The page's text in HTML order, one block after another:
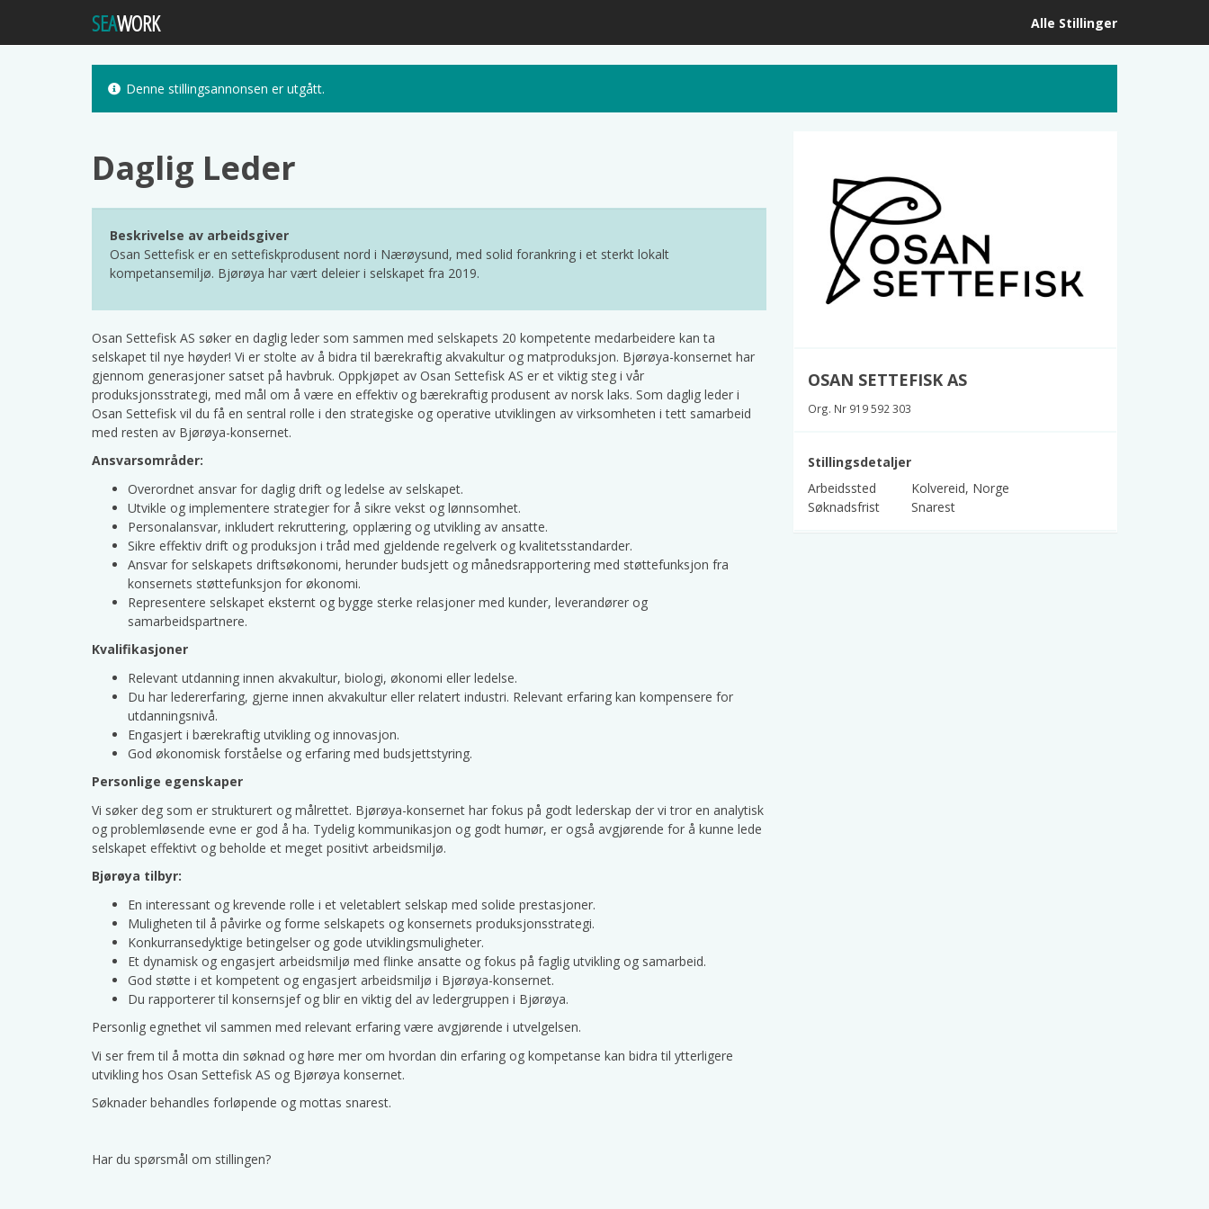
SEAWORK Alle Stillinger
Denne stillingsannonsen er utgått.
Daglig Leder
Beskrivelse av arbeidsgiver
Osan Settefisk er en settefiskprodusent nord i Nærøysund, med solid forankring i et sterkt lokalt
kompetansemiljø. Bjørøya har vært deleier i selskapet fra 2019.
Osan Settefisk AS søker en daglig leder som sammen med selskapets 20 kompetente medarbeidere kan ta
selskapet til nye høyder! Vi er stolte av å bidra til bærekraftig akvakultur og matproduksjon. Bjørøya-konsernet har
gjennom generasjoner satset på havbruk. Oppkjøpet av Osan Settefisk AS er et viktig steg i vår
produksjonsstrategi, med mål om å være en effektiv og bærekraftig produsent av norsk laks. Som daglig leder i
Osan Settefisk vil du få en sentral rolle i den strategiske og operative utviklingen av virksomheten i tett samarbeid
med resten av Bjørøya-konsernet.
Ansvarsområder:
Overordnet ansvar for daglig drift og ledelse av selskapet.
Utvikle og implementere strategier for å sikre vekst og lønnsomhet.
Personalansvar, inkludert rekruttering, opplæring og utvikling av ansatte.
Sikre effektiv drift og produksjon i tråd med gjeldende regelverk og kvalitetsstandarder.
Ansvar for selskapets driftsøkonomi, herunder budsjett og månedsrapportering med støttefunksjon fra
konsernets støttefunksjon for økonomi.
Representere selskapet eksternt og bygge sterke relasjoner med kunder, leverandører og
samarbeidspartnere.
Kvalifikasjoner
Relevant utdanning innen akvakultur, biologi, økonomi eller ledelse.
Du har ledererfaring, gjerne innen akvakultur eller relatert industri. Relevant erfaring kan kompensere for
utdanningsnivå.
Engasjert i bærekraftig utvikling og innovasjon.
God økonomisk forståelse og erfaring med budsjettstyring.
Personlige egenskaper
Vi søker deg som er strukturert og målrettet. Bjørøya-konsernet har fokus på godt lederskap der vi tror en analytisk
og problemløsende evne er god å ha. Tydelig kommunikasjon og godt humør, er også avgjørende for å kunne lede
selskapet effektivt og beholde et meget positivt arbeidsmiljø.
Bjørøya tilbyr:
En interessant og krevende rolle i et veletablert selskap med solide prestasjoner.
Muligheten til å påvirke og forme selskapets og konsernets produksjonsstrategi.
Konkurransedyktige betingelser og gode utviklingsmuligheter.
Et dynamisk og engasjert arbeidsmiljø med flinke ansatte og fokus på faglig utvikling og samarbeid.
God støtte i et kompetent og engasjert arbeidsmiljø i Bjørøya-konsernet.
Du rapporterer til konsernsjef og blir en viktig del av ledergruppen i Bjørøya.
Personlig egnethet vil sammen med relevant erfaring være avgjørende i utvelgelsen.
Vi ser frem til å motta din søknad og høre mer om hvordan din erfaring og kompetanse kan bidra til ytterligere
utvikling hos Osan Settefisk AS og Bjørøya konsernet.
Søknader behandles forløpende og mottas snarest.
Har du spørsmål om stillingen?
OSAN SETTEFISK AS
Org. Nr 919 592 303
Stillingsdetaljer
Arbeidssted
Kolvereid, Norge
Søknadsfrist
Snarest